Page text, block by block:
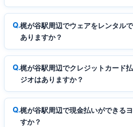
梶が谷駅周辺でウェアをレンタル
ありますか？
梶が谷駅周辺でクレジットカード
ジオはありますか？
梶が谷駅周辺で現金払いができる
すか？